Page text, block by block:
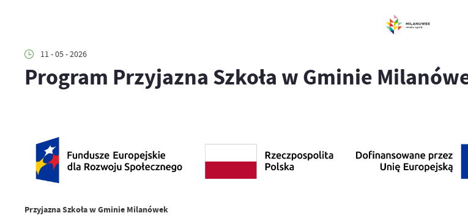
11 - 05 - 2026
Program Przyjazna Szkoła w Gminie
Przyjazna Szkoła w Gminie Milanówek